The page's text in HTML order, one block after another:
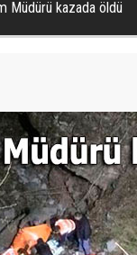
Müdürü kazada öldü